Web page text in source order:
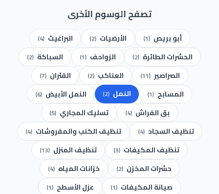
تصفح الوسوم الأخرى
أبو بريص (1) الأرضيات (2) البراغيث (4)
الحشرات الطائرة (2) الزواحف (1) السباكة (2)
الصراصير (11) العناكب (2) الفئران (7)
المسابح (1) النمل (2) النمل الأبيض (6)
بق الفراش (4) تسليك المجاري (5)
تنظيف السجاد (4) تنظيف الكنب والمفروشات (4)
تنظيف المكيفات (3) تنظيف المنزل (13)
حشرات المخزن (2) خزانات المياه (4)
صيانة المكيفات (1) عزل الأسطح (1)